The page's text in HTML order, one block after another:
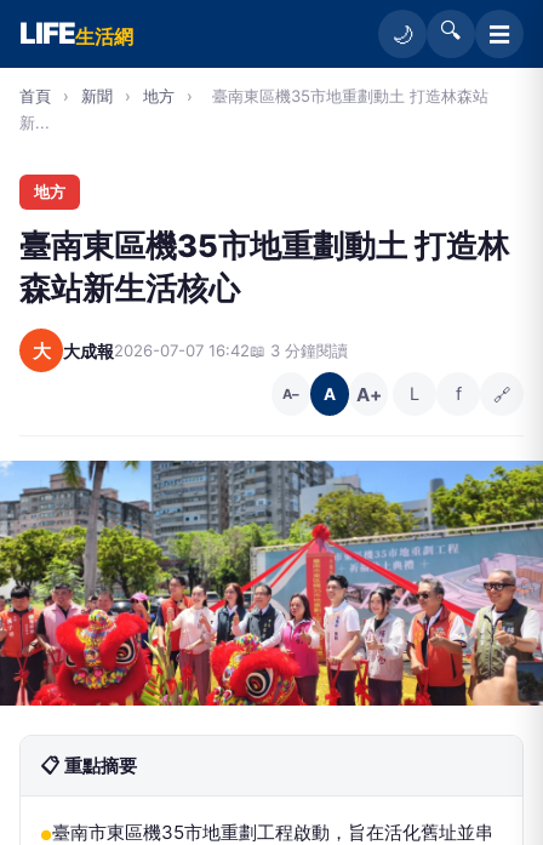
LIFE生活網 🌙 🔍 ☰
首頁 › 新聞 › 地方 ›
臺南東區機35市地重劃動土 打造林森站
新...
地方
臺南東區機35市地重劃動土 打造林
森站新生活核心
大 大成報2026-07-07 16:42📖 3 分鐘閱讀
A− A A+ L f 🔗
📋 重點摘要
●臺南市東區機35市地重劃工程啟動，旨在活化舊址並串